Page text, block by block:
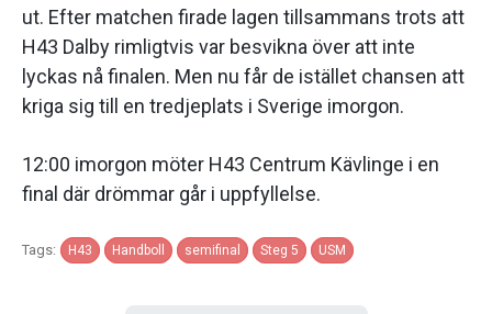
ut. Efter matchen firade lagen tillsammans trots att
H43 Dalby rimligtvis var besvikna över att inte
lyckas nå finalen. Men nu får de istället chansen att
kriga sig till en tredjeplats i Sverige imorgon.
12:00 imorgon möter H43 Centrum Kävlinge i en
final där drömmar går i uppfyllelse.
Tags: H43 Handboll semifinal Steg 5 USM